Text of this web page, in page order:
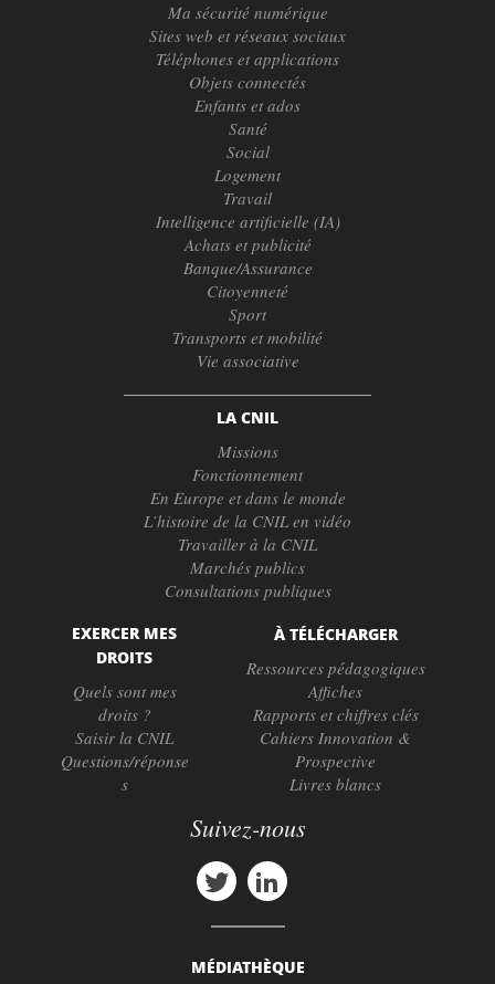
Ma sécurité numérique
Sites web et réseaux sociaux
Téléphones et applications
Objets connectés
Enfants et ados
Santé
Social
Logement
Travail
Intelligence artificielle (IA)
Achats et publicité
Banque/Assurance
Citoyenneté
Sport
Transports et mobilité
Vie associative
LA CNIL
Missions
Fonctionnement
En Europe et dans le monde
L’histoire de la CNIL en vidéo
Travailler à la CNIL
Marchés publics
Consultations publiques
EXERCER MES
DROITS
Quels sont mes
droits ?
Saisir la CNIL
Questions/réponse
s
À TÉLÉCHARGER
Ressources pédagogiques
Affiches
Rapports et chiffres clés
Cahiers Innovation &
Prospective
Livres blancs
Suivez-nous
MÉDIATHÈQUE